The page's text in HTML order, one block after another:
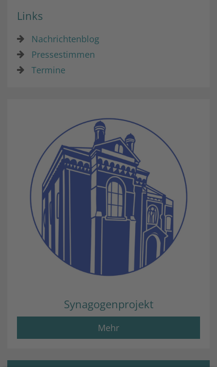
Links
Nachrichtenblog
Pressestimmen
Termine
Synagogenprojekt
Mehr